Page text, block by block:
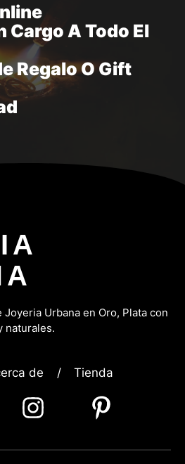
Cargo A Todo El
Regalo O Gift
Urbana en Oro, Plata con
naturales.
de / Tienda